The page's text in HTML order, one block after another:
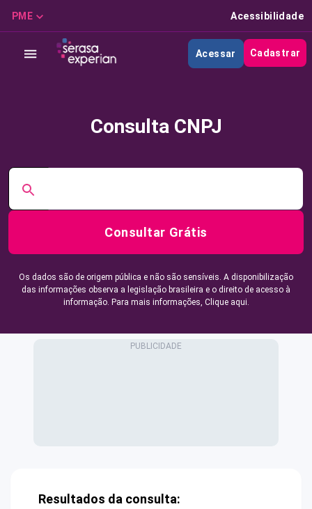
PME Acessibilidade
Acessar Cadastrar
Consulta CNPJ
Consultar Grátis
Os dados são de origem pública e não são sensíveis. A disponibilização
das informações observa a legislação brasileira e o direito de acesso à
informação. Para mais informações, Clique aqui.
Resultados da consulta: